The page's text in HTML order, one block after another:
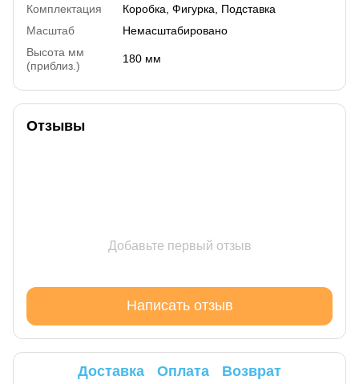
Комплектация
Коробка, Фигурка, Подставка
Масштаб
Немасштабировано
Высота мм
(приблиз.)
180 мм
Отзывы
Добавьте первый отзыв
Написать отзыв
Доставка Оплата Возврат